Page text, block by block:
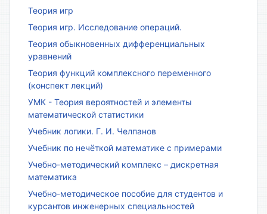
Теория игр
Теория игр. Исследование операций.
Теория обыкновенных дифференциальных
уравнений
Теория функций комплексного переменного
(конспект лекций)
УМК - Теория вероятностей и элементы
математической статистики
Учебник логики. Г. И. Челпанов
Учебник по нечёткой математике с примерами
Учебно-методический комплекс – дискретная
математика
Учебно-методическое пособие для студентов и
курсантов инженерных специальностей